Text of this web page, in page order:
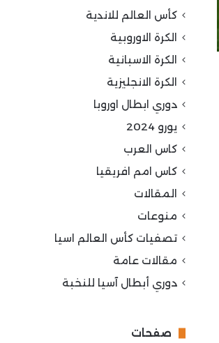
كأس العالم للاندية
الكرة الاوروبية
الكرة الاسبانية
الكرة الانجليزية
دوري ابطال اوروبا
يورو 2024
كاس العرب
كاس امم افريقيا
المقالات
منوعات
تصفيات كأس العالم اسيا
مقالات عامة
دوري أبطال آسيا للنخبة
صفحات